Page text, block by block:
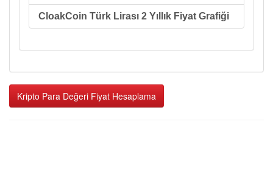
CloakCoin Türk Lirası 2 Yıllık Fiyat Grafiği
Kripto Para Değeri Fiyat Hesaplama